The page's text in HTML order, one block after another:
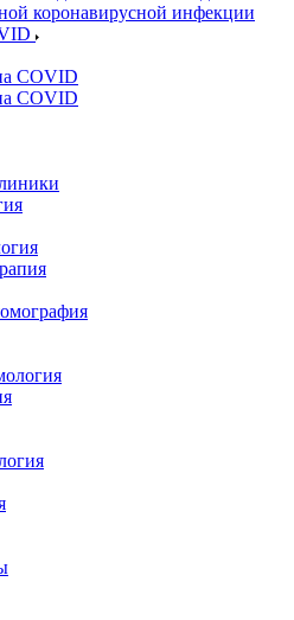
коронавирусной инфекции
COVID
COVID